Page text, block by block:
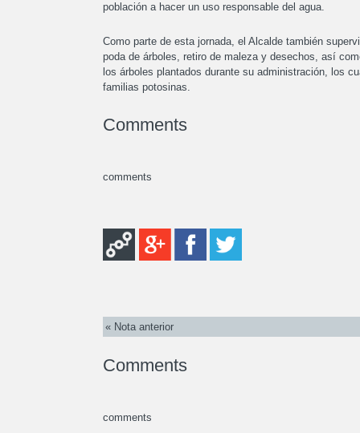
población a hacer un uso responsable del agua.
Como parte de esta jornada, el Alcalde también
poda de árboles, retiro de maleza y desechos, así
los árboles plantados durante su administración, los
familias potosinas.
Comments
comments
« Nota anterior
Comments
comments